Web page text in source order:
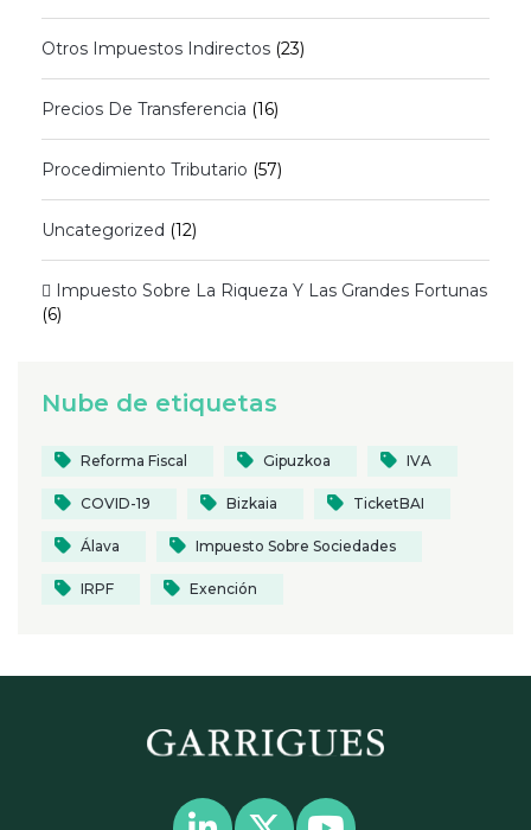
Otros Impuestos Indirectos (23)
Precios De Transferencia (16)
Procedimiento Tributario (57)
Uncategorized (12)
 Impuesto Sobre La Riqueza Y Las Grandes Fortunas
(6)
Nube de etiquetas
Reforma Fiscal Gipuzkoa IVA
COVID-19 Bizkaia TicketBAI
Álava Impuesto Sobre Sociedades
IRPF Exención